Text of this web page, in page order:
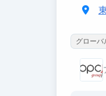
グローバ